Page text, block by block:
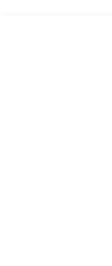
Ürün resmi
Ürün
Ürün bilgilerinde
Ürün fiyatı diğer